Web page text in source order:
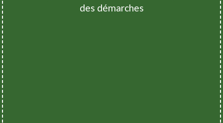
des démarches